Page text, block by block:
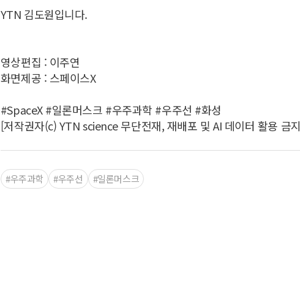
YTN 김도원입니다.
영상편집 : 이주연
화면제공 : 스페이스X
#SpaceX #일론머스크 #우주과학 #우주선 #화성
[저작권자(c) YTN science 무단전재, 재배포 및 AI 데이터 활용 금
#우주과학 #우주선 #일론머스크